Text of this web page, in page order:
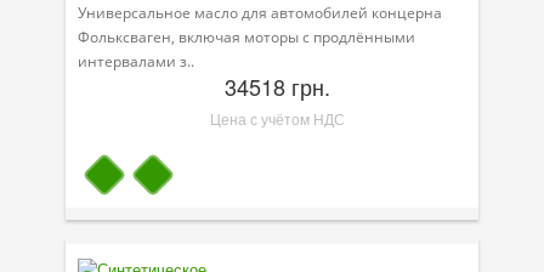
Универсальное масло для автомобилей концерна
Фольксваген, включая моторы с продлёнными
интервалами з..
34518 грн.
Цена с учётом НДС